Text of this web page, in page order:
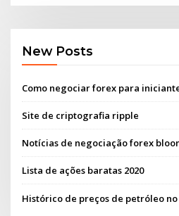
New Posts
Como negociar forex para
Site de criptografia ripple
Notícias de negociação forex
Lista de ações baratas 2020
Histórico de preços de petróleo